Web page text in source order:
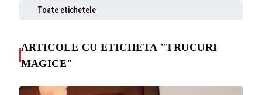
Toate etichetele
ARTICOLE CU ETICHETA "TRUCURI
MAGICE"